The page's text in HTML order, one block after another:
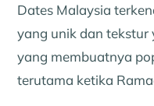
Dates Malaysia
yang unik dan
yang membuatnya
terutama ketika